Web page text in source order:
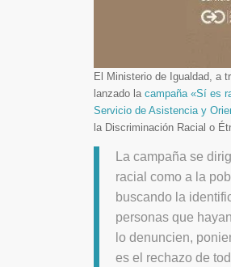
El Ministerio de Igualdad, a
lanzado la campaña «Sí es
Servicio de Asistencia y
la Discriminación Racial o
La campaña se
racial como a la
buscando la
personas que
lo denuncien,
es el rechazo de